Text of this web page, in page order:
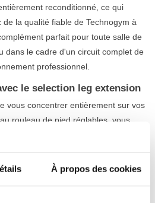
À propos des cookies
reconditionné, ce qui
la qualité fiable de Technogym à
parfait pour toute salle de
dans le cadre d'un circuit complet de
professionnel.
le selection leg extension
vous concentrer entièrement sur vos
rouleau de pied réglables, vous
posture d'entraînement, ce qui
ce qui vous permet de solliciter